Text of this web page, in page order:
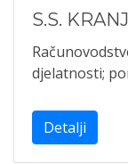
S.S.
djelatnosti;
Detalji